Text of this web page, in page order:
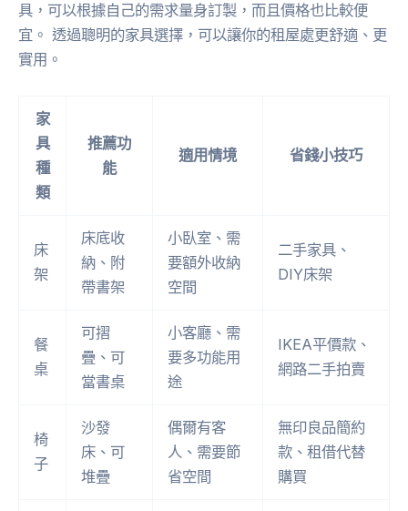
具，可以根據自己的需求量身訂製，而且價格也比較便
宜。 透過聰明的家具選擇，可以讓你的租屋處更舒適、更
實用。
家
具
種
類
推薦功
能
適用情境 省錢小技巧
床
架
床底收
納、附
帶書架
小臥室、需
要額外收納
空間
二手家具、
DIY床架
餐
桌
可摺
疊、可
當書桌
小客廳、需
要多功能用
途
IKEA平價款、
網路二手拍賣
椅
子
沙發
床、可
堆疊
偶爾有客
人、需要節
省空間
無印良品簡約
款、租借代替
購買